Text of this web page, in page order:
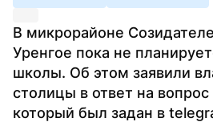
В микрорайоне
Уренгое пока не
школы. Об этом заявили
столицы в ответ на
который был задан в